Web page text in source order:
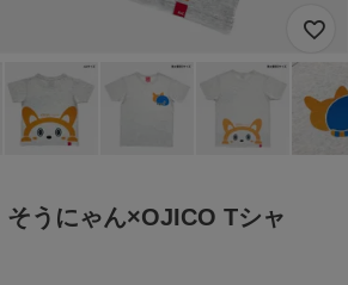
うにゃん×OJICO Tシャ